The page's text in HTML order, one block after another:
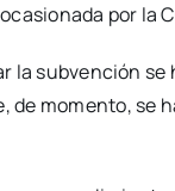
por la
la sub­ven­ción
de momen­to, se